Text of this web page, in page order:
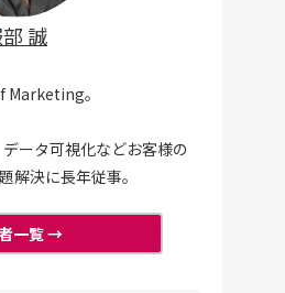
誠
。
ータ可視化などお客様の
解決に長年従事。
一覧 →